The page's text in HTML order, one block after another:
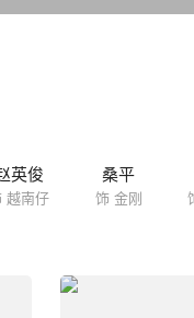
英俊
越南仔
桑平
饰 金刚